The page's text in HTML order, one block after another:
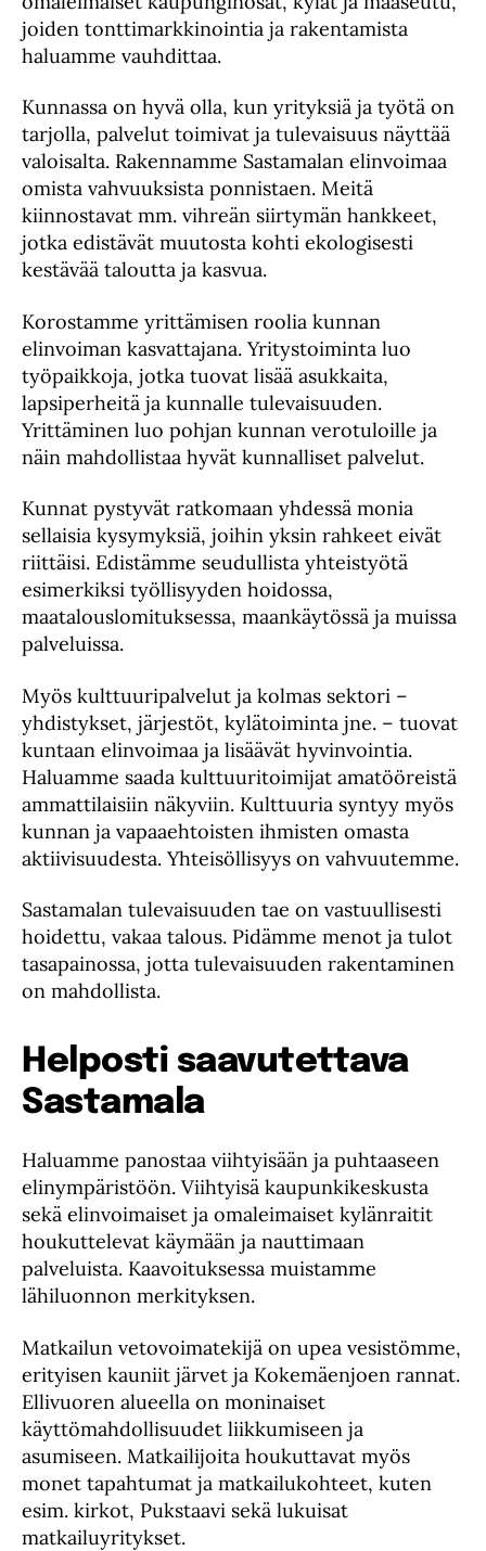
joiden tonttimarkkinointia ja rakentamista
haluamme vauhdittaa.
Kunnassa on hyvä olla, kun yrityksiä ja työtä on
tarjolla, palvelut toimivat ja tulevaisuus näyttää
valoisalta. Rakennamme Sastamalan elinvoimaa
omista vahvuuksista ponnistaen. Meitä
kiinnostavat mm. vihreän siirtymän hankkeet,
jotka edistävät muutosta kohti ekologisesti
kestävää taloutta ja kasvua.
Korostamme yrittämisen roolia kunnan
elinvoiman kasvattajana. Yritystoiminta luo
työpaikkoja, jotka tuovat lisää asukkaita,
lapsiperheitä ja kunnalle tulevaisuuden.
Yrittäminen luo pohjan kunnan verotuloille ja
näin mahdollistaa hyvät kunnalliset palvelut.
Kunnat pystyvät ratkomaan yhdessä monia
sellaisia kysymyksiä, joihin yksin rahkeet eivät
riittäisi. Edistämme seudullista yhteistyötä
esimerkiksi työllisyyden hoidossa,
maatalouslomituksessa, maankäytössä ja muissa
palveluissa.
Myös kulttuuripalvelut ja kolmas sektori –
yhdistykset, järjestöt, kylätoiminta jne. – tuovat
kuntaan elinvoimaa ja lisäävät hyvinvointia.
Haluamme saada kulttuuritoimijat amatööreistä
ammattilaisiin näkyviin. Kulttuuria syntyy myös
kunnan ja vapaaehtoisten ihmisten omasta
aktiivisuudesta. Yhteisöllisyys on vahvuutemme.
Sastamalan tulevaisuuden tae on vastuullisesti
hoidettu, vakaa talous. Pidämme menot ja tulot
tasapainossa, jotta tulevaisuuden rakentaminen
on mahdollista.
Helposti saavutettava
Sastamala
Haluamme panostaa viihtyisään ja puhtaaseen
elinympäristöön. Viihtyisä kaupunkikeskusta
sekä elinvoimaiset ja omaleimaiset kylänraitit
houkuttelevat käymään ja nauttimaan
palveluista. Kaavoituksessa muistamme
lähiluonnon merkityksen.
Matkailun vetovoimatekijä on upea vesistömme,
erityisen kauniit järvet ja Kokemäenjoen rannat.
Ellivuoren alueella on moninaiset
käyttömahdollisuudet liikkumiseen ja
asumiseen. Matkailijoita houkuttavat myös
monet tapahtumat ja matkailukohteet, kuten
esim. kirkot, Pukstaavi sekä lukuisat
matkailuyritykset.